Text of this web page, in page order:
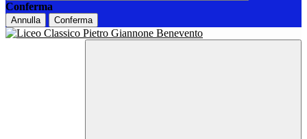
Conferma
Annulla Conferma